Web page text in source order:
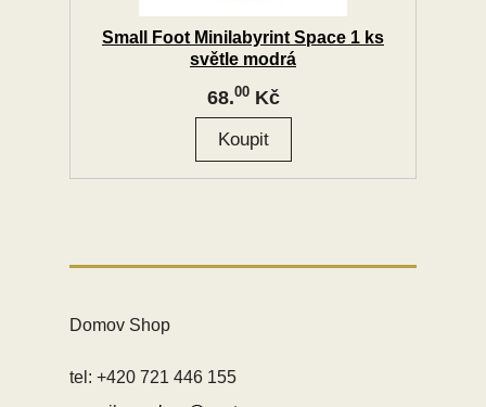
Small Foot Minilabyrint Space 1 ks
světle modrá
68.00Kč
Domov Shop
tel: +420 721 446 155